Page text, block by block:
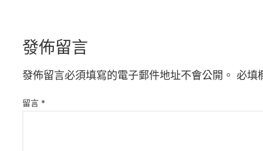
發佈留言
發佈留言必須填寫的電子郵件地址不會公開。 必填
留言 *